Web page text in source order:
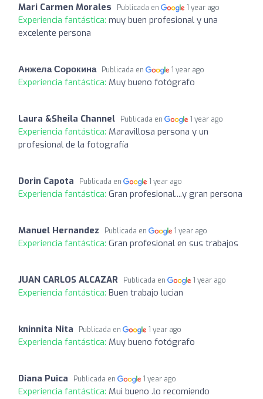
Mari Carmen Morales Publicada en 1 year ago
Experiencia fantástica: muy buen profesional y una
excelente persona
Анжела Сорокина Publicada en 1 year ago
Experiencia fantástica: Muy bueno fotógrafo
Laura &Sheila Channel Publicada en 1 year ago
Experiencia fantástica: Maravillosa persona y un
profesional de la fotografía
Dorin Capota Publicada en 1 year ago
Experiencia fantástica: Gran profesional....y gran persona
Manuel Hernandez Publicada en 1 year ago
Experiencia fantástica: Gran profesional en sus trabajos
JUAN CARLOS ALCAZAR Publicada en 1 year ago
Experiencia fantástica: Buen trabajo lucian
kninnita Nita Publicada en 1 year ago
Experiencia fantástica: Muy bueno fotógrafo
Diana Puica Publicada en 1 year ago
Experiencia fantástica: Mui bueno .lo recomiendo